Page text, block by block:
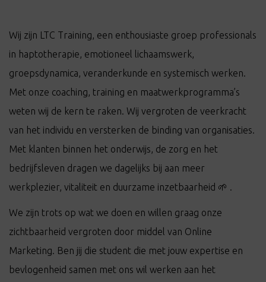
Wij zijn LTC Training, een enthousiaste groep professionals
in haptotherapie, emotioneel lichaamswerk,
groepsdynamica, veranderkunde en systemisch werken.
Met onze coaching, training en maatwerkprogramma’s
weten wij de kern te raken. Wij vergroten de veerkracht
van het individu en versterken de binding van organisaties.
Met klanten binnen het onderwijs, de zorg en het
bedrijfsleven dragen we dagelijks bij aan meer
werkplezier, vitaliteit en duurzame inzetbaarheid 🌱 .
We zijn trots op wat we doen en willen graag onze
zichtbaarheid vergroten door middel van Online
Marketing. Ben jij die student die met jouw expertise en
bevlogenheid samen met ons wil werken aan het